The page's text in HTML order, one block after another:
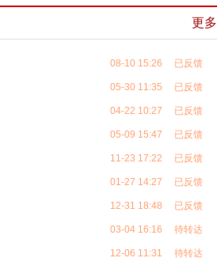
更多
08-10 15:26 已反馈
05-30 11:35 已反馈
04-22 10:27 已反馈
05-09 15:47 已反馈
11-23 17:22 已反馈
01-27 14:27 已反馈
12-31 18:48 已反馈
03-04 16:16 待转达
12-06 11:31 待转达